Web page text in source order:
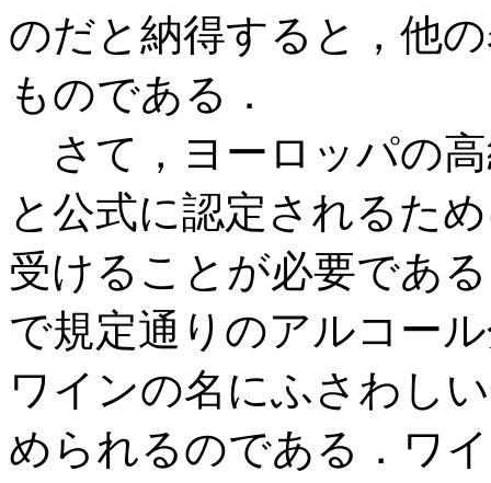
のだと納得すると，他
ものである．
さて，ヨーロッパの
と公式に認定されるた
受けることが必要であ
で規定通りのアルコー
ワインの名にふさわし
められるのである．ワ